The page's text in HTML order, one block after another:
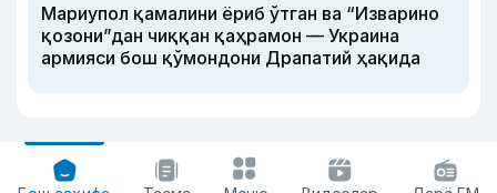
Мариупол қамалини ёриб ўтган ва “Изварино
қозони”дан чиққан қаҳрамон — Украина
армияси бош қўмондони Драпатий ҳақида